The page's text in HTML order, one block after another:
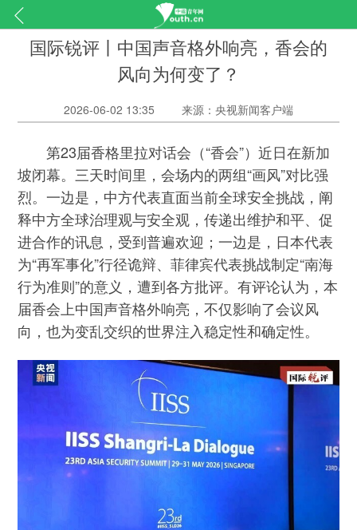
国际锐评丨中国声音格外响亮，香会的
风向为何变了？
2026-06-02 13:35 来源：央视新闻客户端
第23届香格里拉对话会（“香会”）近日在新加
坡闭幕。三天时间里，会场内的两组“画风”对比强
烈。一边是，中方代表直面当前全球安全挑战，阐
释中方全球治理观与安全观，传递出维护和平、促
进合作的讯息，受到普遍欢迎；一边是，日本代表
为“再军事化”行径诡辩、菲律宾代表挑战制定“南海
行为准则”的意义，遭到各方批评。有评论认为，本
届香会上中国声音格外响亮，不仅影响了会议风
向，也为变乱交织的世界注入稳定性和确定性。